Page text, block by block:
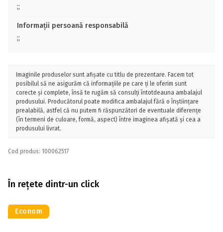
;;
Informații persoană responsabilă
;;
Imaginile produselor sunt afișate cu titlu de prezentare. Facem tot
posibilul să ne asigurăm că informațiile pe care ți le oferim sunt
corecte și complete, însă te rugăm să consulți întotdeauna ambalajul
produsului. Producătorul poate modifica ambalajul fără o înștiințare
prealabilă, astfel că nu putem fi răspunzători de eventuale diferențe
(în termeni de culoare, formă, aspect) între imaginea afișată și cea a
produsului livrat.
Cod produs: 100062517
În rețete dintr-un click
Econom